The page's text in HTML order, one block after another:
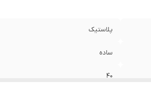
پلاستیک
ساده
40